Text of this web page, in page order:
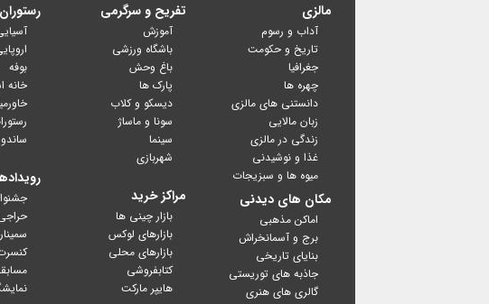
مالزی
آداب و رسوم
تاریخ و حکومت
جغرافیا
چهره ها
دانستنی های مالزی
زبان مالایی
زندگی در مالزی
غذا و نوشیدنی
میوه ها و سبزیجات
مکان های دیدنی
اماکن مذهبی
برج و آسمانخراش
بنایای تاریخی
جاذبه های توریستی
گالری های هنری
تفریح و سرگرمی
آموزش
باشگاه ورزشی
باغ وحش
پارک ها
دیسکو و کلاب
سونا و ماساژ
سینما
شهربازی
مراکز خرید
بازار چینی ها
بازارهای لوکس
بازارهای محلی
کتابفروشی
رستوران
بوفه
خانه
سمینار